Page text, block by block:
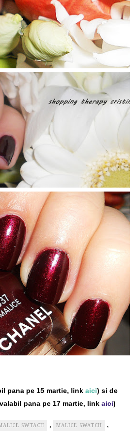
pana pe 15 martie, link aici) si de
pana pe 17 martie, link aici)
SWTACH , MALICE SWATCH ,